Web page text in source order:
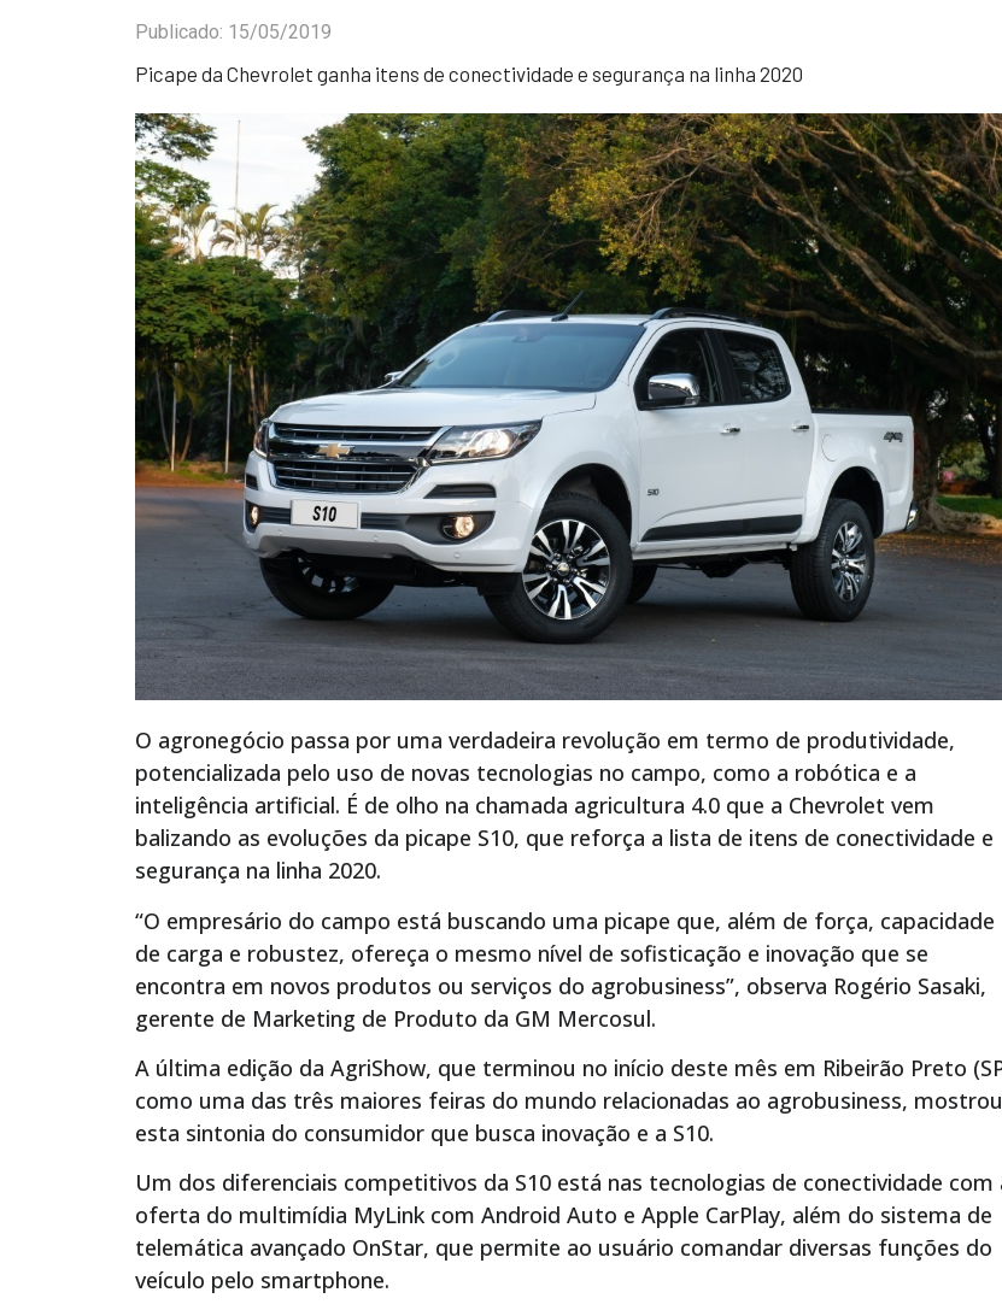
Publicado: 15/05/2019
Picape da Chevrolet ganha itens de conectividade e segurança na linha 2020
O agronegócio passa por uma verdadeira revolução em termo de produtividade,
potencializada pelo uso de novas tecnologias no campo, como a robótica e a
inteligência artificial. É de olho na chamada agricultura 4.0 que a Chevrolet vem
balizando as evoluções da picape S10, que reforça a lista de itens de conectividade e
segurança na linha 2020.
“O empresário do campo está buscando uma picape que, além de força, capacidade
de carga e robustez, ofereça o mesmo nível de sofisticação e inovação que se
encontra em novos produtos ou serviços do agrobusiness”, observa Rogério Sasaki,
gerente de Marketing de Produto da GM Mercosul.
A última edição da AgriShow, que terminou no início deste mês em Ribeirão Preto
como uma das três maiores feiras do mundo relacionadas ao agrobusiness, mostrou
esta sintonia do consumidor que busca inovação e a S10.
Um dos diferenciais competitivos da S10 está nas tecnologias de conectividade com
oferta do multimídia MyLink com Android Auto e Apple CarPlay, além do sistema de
telemática avançado OnStar, que permite ao usuário comandar diversas funções do
veículo pelo smartphone.